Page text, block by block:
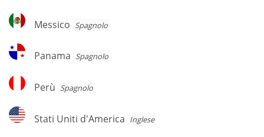
Messico
Messico Spagnolo
Panama
Panama Spagnolo
Perù
Perù Spagnolo
Stati
Uniti
Stati Uniti d'America Inglese